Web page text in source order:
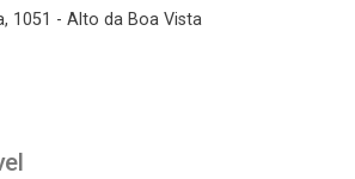
1051 - Alto da Boa Vista